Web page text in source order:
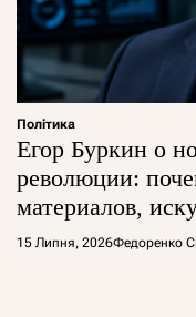
Політика
Егор Буркин о
революции:
материалов,
глобальной
15 Липня, 2026Федоренко